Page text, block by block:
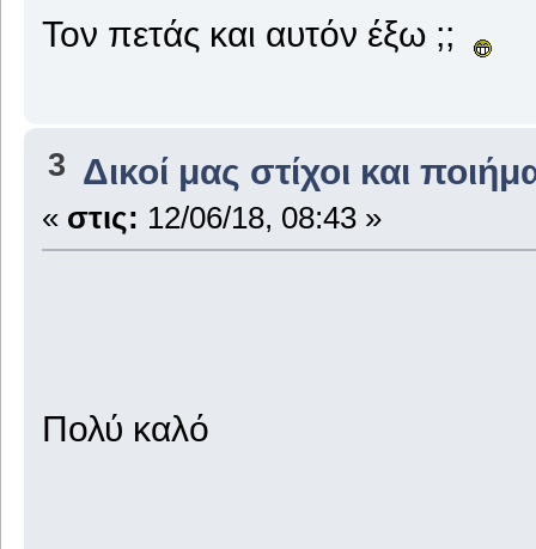
Τον πετάς και αυτόν έξω ;;
3 Δικοί μας στίχοι και
« στις: 12/06/18, 08:43 »
Πολύ καλό